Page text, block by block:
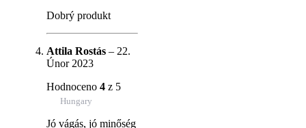
Dobrý produkt
Attila Rostás – 22.
Únor 2023
Hodnoceno 4 z 5
Hungary
Jó vágás, jó minőség